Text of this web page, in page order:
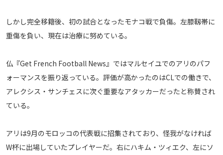
運営会社
ご利用にあたって
プライバシーポリシー
しかし完全移籍後、初の試合となったモナコ戦で負傷。左膝靱帯に
重傷を負い、現在は治療に努めている。
仏『Get French Football News』ではマルセイユでのアリのパフ
ォーマンスを振り返っている。評価が高かったのはCLでの働きで、
アレクシス・サンチェスに次ぐ重要なアタッカーだったと称賛され
ている。
アリは9月のモロッコの代表戦に招集されており、怪我がなければ
W杯に出場していたプレイヤーだ。右にハキム・ツィエク、左にソ